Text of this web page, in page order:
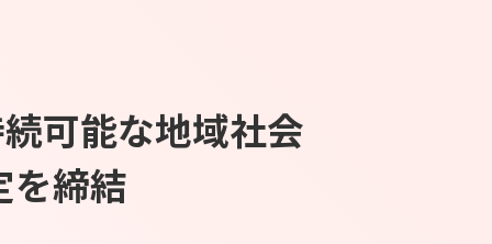
可能な地域社会
を締結